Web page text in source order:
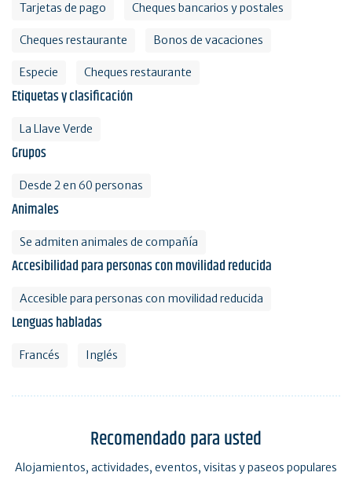
Tarjetas de pago Cheques bancarios y postales
Cheques restaurante Bonos de vacaciones
Especie Cheques restaurante
Etiquetas y clasificación
La Llave Verde
Grupos
Desde 2 en 60 personas
Animales
Se admiten animales de compañía
Accesibilidad para personas con movilidad reducida
Accesible para personas con movilidad reducida
Lenguas habladas
Francés Inglés
Recomendado para usted
Alojamientos, actividades, eventos, visitas y paseos populares